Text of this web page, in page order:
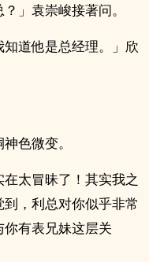
」袁崇峻接著问。
知道他是总经理。」欣
色微变。
太冒昧了！其实我之
，利总对你似乎非常
有表​兄‍‌妹​‌­这层关